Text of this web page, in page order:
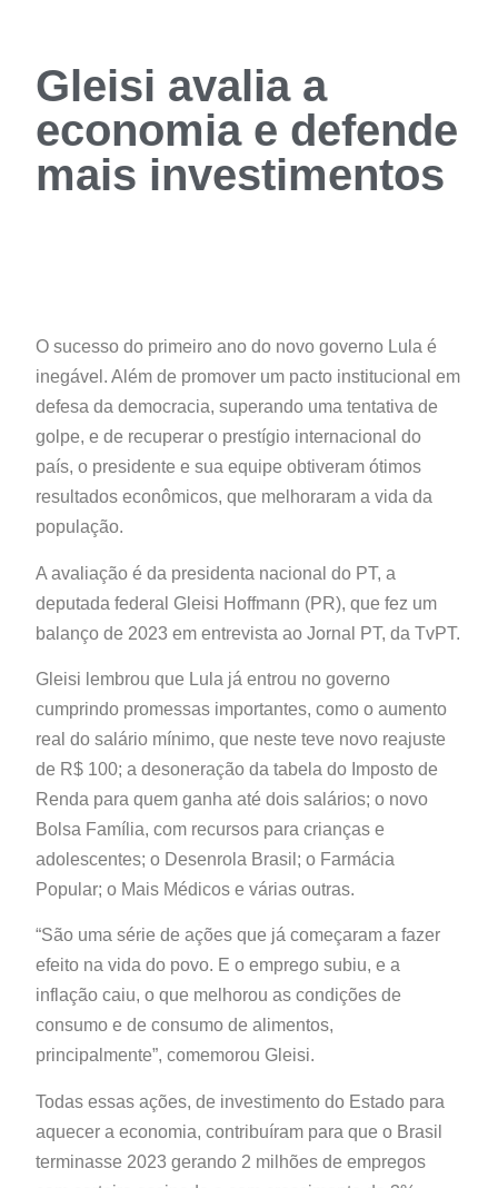
Gleisi avalia a
economia e defende
mais investimentos
O sucesso do primeiro ano do novo governo Lula é
inegável. Além de promover um pacto institucional em
defesa da democracia, superando uma tentativa de
golpe, e de recuperar o prestígio internacional do
país, o presidente e sua equipe obtiveram ótimos
resultados econômicos, que melhoraram a vida da
população.
A avaliação é da presidenta nacional do PT, a
deputada federal Gleisi Hoffmann (PR), que fez um
balanço de 2023 em entrevista ao Jornal PT, da TvPT.
Gleisi lembrou que Lula já entrou no governo
cumprindo promessas importantes, como o aumento
real do salário mínimo, que neste teve novo reajuste
de R$ 100; a desoneração da tabela do Imposto de
Renda para quem ganha até dois salários; o novo
Bolsa Família, com recursos para crianças e
adolescentes; o Desenrola Brasil; o Farmácia
Popular; o Mais Médicos e várias outras.
“São uma série de ações que já começaram a fazer
efeito na vida do povo. E o emprego subiu, e a
inflação caiu, o que melhorou as condições de
consumo e de consumo de alimentos,
principalmente”, comemorou Gleisi.
Todas essas ações, de investimento do Estado para
aquecer a economia, contribuíram para que o Brasil
terminasse 2023 gerando 2 milhões de empregos